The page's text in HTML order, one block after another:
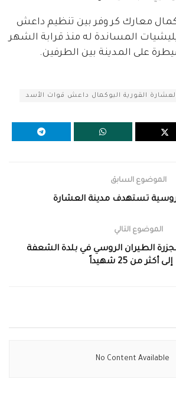
معارك كر وفر بين تنظيم داعش
المساندة له منذ قرابة الشهر
على المدينة بين الطرفين.
العشارة القورية البوكمال داعش قوات الأسد
الموضوع السابق
تستهدف مدينة العشارة
الموضوع التالي
الطيران الروسي في بلدة الشعفة
إلى أكثر من 25 شهيداً
No Content Available